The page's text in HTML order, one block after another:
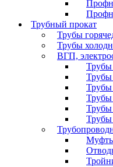
Трубный прокат
Трубы
Трубы
ВГП,
Трубы
Трубы
Трубы
Трубы